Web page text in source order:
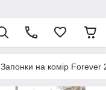
Запонки на комір Forever